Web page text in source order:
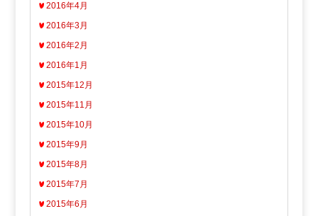
2016年4月
2016年3月
2016年2月
2016年1月
2015年12月
2015年11月
2015年10月
2015年9月
2015年8月
2015年7月
2015年6月